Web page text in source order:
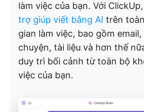
làm việc của bạn. Với
trợ giúp viết bằng AI trên
gian làm việc, bao gồm
chuyện, tài liệu và hơn thế
duy trì bối cảnh từ toàn bộ
việc của bạn.